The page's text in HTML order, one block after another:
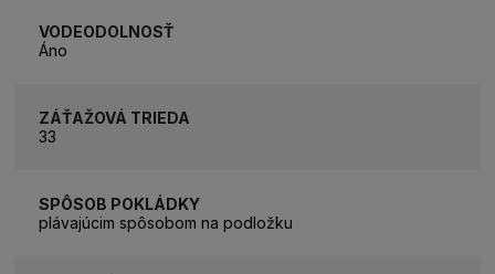
VODEODOLNOSŤ
Áno
ZÁŤAŽOVÁ TRIEDA
33
SPÔSOB POKLÁDKY
plávajúcim spôsobom na podložku